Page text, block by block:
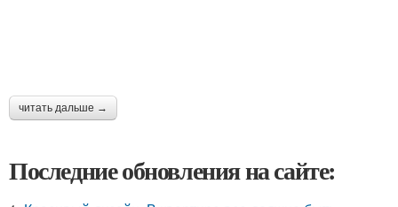
читать дальше →
Последние обновления на сайте: